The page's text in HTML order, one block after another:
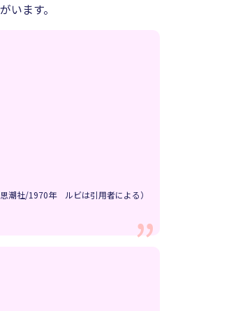
ます。
潮社/1970年 ルビは引用者による）